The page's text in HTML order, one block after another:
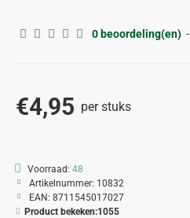
0 beoordeling(en) -
€4,95 per stuks
Voorraad: 48
Artikelnummer: 10832
EAN: 8711545017027
Product bekeken:1055